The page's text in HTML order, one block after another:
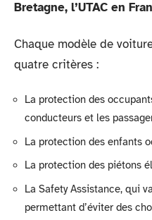
Bretagne, l’UTAC en
Chaque modèle de
quatre critères :
La protection des
conducteurs et les
La protection des enfants
La protection des piétons
La Safety Assistance, qui
permettant d’éviter des